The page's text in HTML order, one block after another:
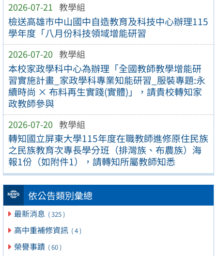
2026-07-21 教學組
檢送高雄市中山國中自造教育及科技中心辦理115
學年度「八月份科技領域增能研習
2026-07-20 教學組
本校家政學科中心為辦理「全國教師教學增能研
習實施計畫_家政學科專業知能研習_服裝專題:永
續時尚 × 布料再生實踐(實體)」，請貴校轉知家
政教師參與
2026-07-20 教學組
轉知國立屏東大學115年度在職教師進修原住民族
之民族教育次專長學分班（排灣族、布農族）海
報1份（如附件1），請轉知所屬教師知悉
依公告類別彙總
最新消息 ( 325 )
高中重補修資訊 ( 4 )
榮譽事蹟 ( 60 )